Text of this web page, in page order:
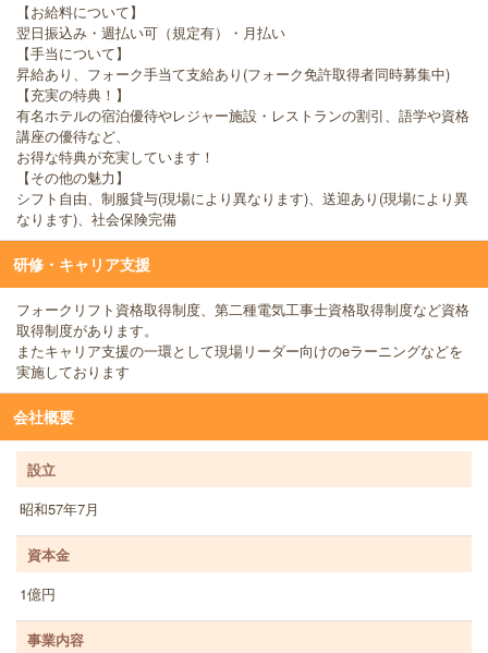
【お給料について】
翌日振込み・週払い可（規定有）・月払い
【手当について】
昇給あり、フォーク手当て支給あり(フォーク免許取得者同時募集中)
【充実の特典！】
有名ホテルの宿泊優待やレジャー施設・レストランの割引、語学や資格
講座の優待など、
お得な特典が充実しています！
【その他の魅力】
シフト自由、制服貸与(現場により異なります)、送迎あり(現場により異
なります)、社会保険完備
研修・キャリア支援
フォークリフト資格取得制度、第二種電気工事士資格取得制度など資格
取得制度があります。
またキャリア支援の一環として現場リーダー向けのeラーニングなどを
実施しております
会社概要
設立
昭和57年7月
資本金
1億円
事業内容